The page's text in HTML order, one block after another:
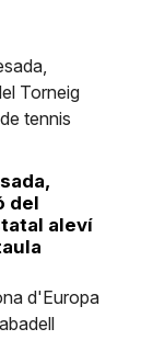
del
aleví